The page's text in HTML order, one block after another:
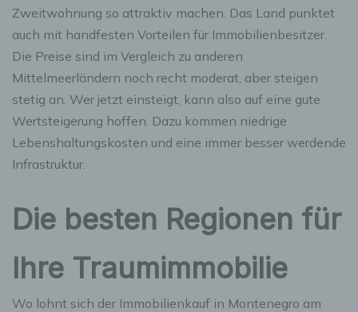
Zweitwohnung so attraktiv machen. Das Land punktet
auch mit handfesten Vorteilen für Immobilienbesitzer.
Die Preise sind im Vergleich zu anderen
Mittelmeerländern noch recht moderat, aber steigen
stetig an. Wer jetzt einsteigt, kann also auf eine gute
Wertsteigerung hoffen. Dazu kommen niedrige
Lebenshaltungskosten und eine immer besser werdende
Infrastruktur.
Die besten Regionen für
Ihre Traumimmobilie
Wo lohnt sich der Immobilienkauf in Montenegro am